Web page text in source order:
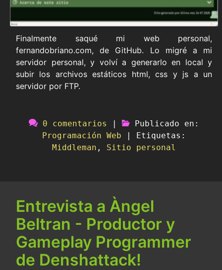
Finalmente saqué mi web personal,
fernandobriano.com, de GitHub. Lo migré a mi
servidor personal, y volví a generarlo en local y
subir los archivos estáticos html, css y js a un
servidor por FTP.
0 comentarios |
Publicado en:
Programación Web | Etiquetas:
Middleman , Sitio personal
Entrevista a Àngel
Beltran - Productor y
Gameplay Programmer
de Denshattack!